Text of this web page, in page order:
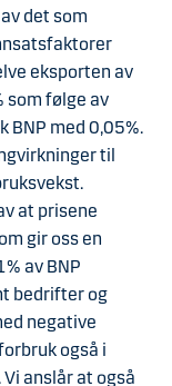
det som
eksporten av
som følge av
BNP med 0,05%.
til
at prisene
gir oss en
av BNP
bedrifter og
negative
også i
anslår at også